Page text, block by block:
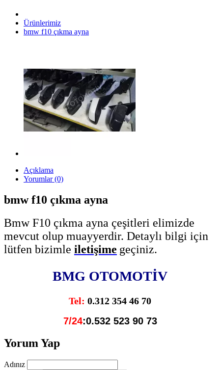
Ürünlerimiz
bmw f10 çıkma ayna
Açıklama
Yorumlar (0)
bmw f10 çıkma ayna
Bmw F10 çıkma ayna çeşitleri elimizde
mevcut olup muayyerdir. Detaylı bilgi için
lütfen bizimle iletişime geçiniz.
BMG OTOMOTİV
Tel: 0.312 354 46 70
7/24:0.532 523 90 73
Yorum Yap
Adınız